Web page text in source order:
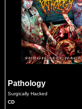
Pathology
Surgically Hacked
CD